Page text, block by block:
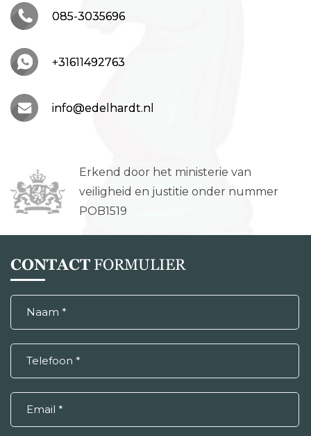
085-3035696
+31611492763
info@edelhardt.nl
Erkend door het ministerie van
veiligheid en justitie onder nummer
POB1519
CONTACT FORMULIER